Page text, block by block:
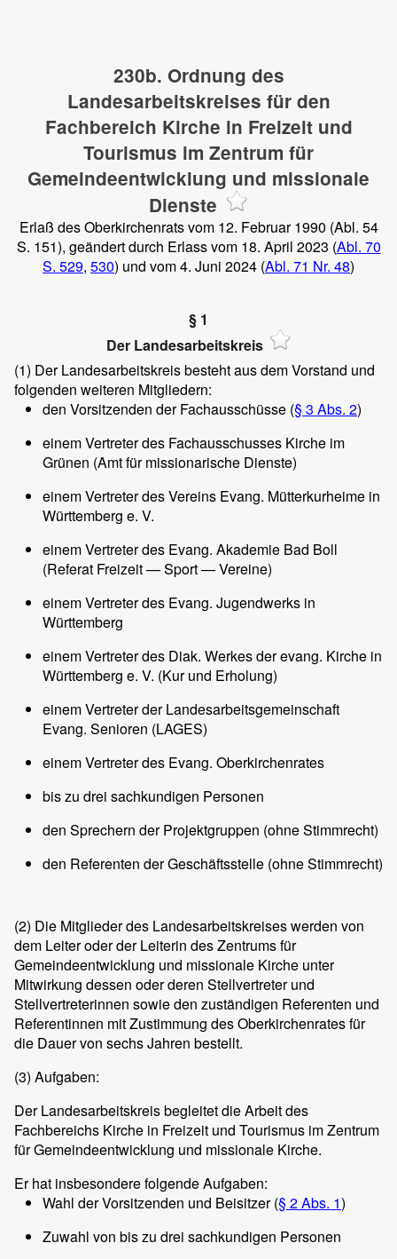
230b. Ordnung des
Landesarbeitskreises für den
Fachbereich Kirche in Freizeit und
Tourismus im Zentrum für
Gemeindeentwicklung und missionale
Dienste
Erlaß des Oberkirchenrats vom 12. Februar 1990 (Abl. 54
S. 151), geändert durch Erlass vom 18. April 2023 (Abl. 70
S. 529, 530) und vom 4. Juni 2024 (Abl. 71 Nr. 48)
§ 1
Der Landesarbeitskreis
(1) Der Landesarbeitskreis besteht aus dem Vorstand und
folgenden weiteren Mitgliedern:
den Vorsitzenden der Fachausschüsse (§ 3 Abs. 2)
einem Vertreter des Fachausschusses Kirche im
Grünen (Amt für missionarische Dienste)
einem Vertreter des Vereins Evang. Mütterkurheime in
Württemberg e. V.
einem Vertreter des Evang. Akademie Bad Boll
(Referat Freizeit — Sport — Vereine)
einem Vertreter des Evang. Jugendwerks in
Württemberg
einem Vertreter des Diak. Werkes der evang. Kirche in
Württemberg e. V. (Kur und Erholung)
einem Vertreter der Landesarbeitsgemeinschaft
Evang. Senioren (LAGES)
einem Vertreter des Evang. Oberkirchenrates
bis zu drei sachkundigen Personen
den Sprechern der Projektgruppen (ohne Stimmrecht)
den Referenten der Geschäftsstelle (ohne Stimmrecht)
(2) Die Mitglieder des Landesarbeitskreises werden von
dem Leiter oder der Leiterin des Zentrums für
Gemeindeentwicklung und missionale Kirche unter
Mitwirkung dessen oder deren Stellvertreter und
Stellvertreterinnen sowie den zuständigen Referenten und
Referentinnen mit Zustimmung des Oberkirchenrates für
die Dauer von sechs Jahren bestellt.
(3) Aufgaben:
Der Landesarbeitskreis begleitet die Arbeit des
Fachbereichs Kirche in Freizeit und Tourismus im Zentrum
für Gemeindeentwicklung und missionale Kirche.
Er hat insbesondere folgende Aufgaben:
Wahl der Vorsitzenden und Beisitzer (§ 2 Abs. 1)
Zuwahl von bis zu drei sachkundigen Personen